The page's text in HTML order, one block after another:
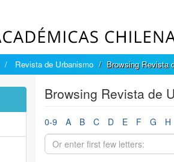
Revista de Urbanismo Browsing Revista
Browsing Revista de
0-9 A B C D E F G H